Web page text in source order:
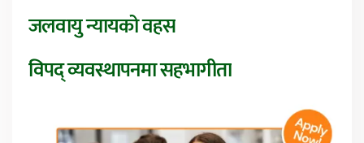
जलवायु न्यायको वहस
विपद् व्यवस्थापनमा सहभागीता